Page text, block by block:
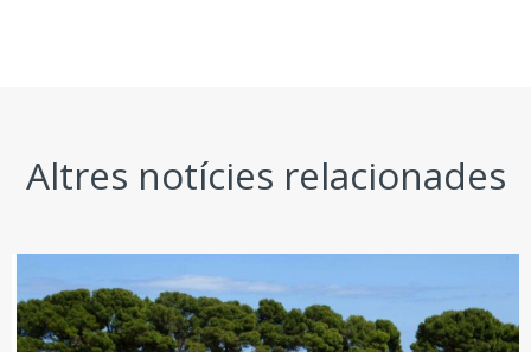
Altres notícies relacionades